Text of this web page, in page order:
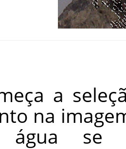
a
na
água se